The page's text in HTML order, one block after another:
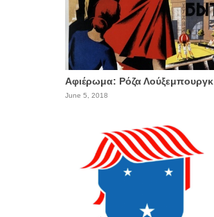
Αφιέρωμα: Ρόζα Λούξεμπουργκ
June 5, 2018